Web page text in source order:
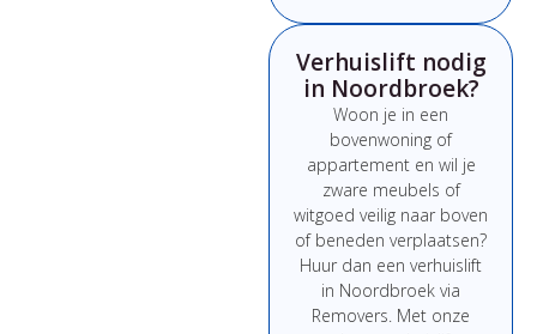
Verhuislift nodig
in Noordbroek?
Woon je in een
bovenwoning of
appartement en wil je
zware meubels of
witgoed veilig naar boven
of beneden verplaatsen?
Huur dan een verhuislift
in Noordbroek via
Removers. Met onze